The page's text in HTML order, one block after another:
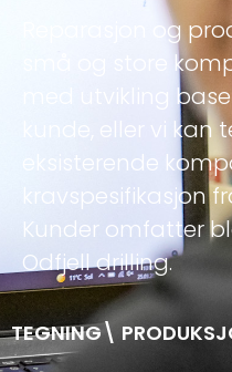
Reparasjon og
små og store
med utvikling
kunde, eller vi
eksisterende
kravspesifikasjon
Kunder omfatter
Odfjell drilling.
TEGNING\